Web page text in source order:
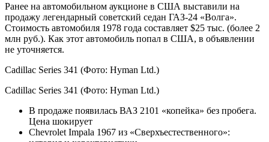
Ранее на автомобильном аукционе в США выставили на
продажу легендарный советский седан ГАЗ-24 «Волга».
Стоимость автомобиля 1978 года составляет $25 тыс. (более 2
млн руб.). Как этот автомобиль попал в США, в объявлении
не уточняется.
Cadillac Series 341 (Фото: Hyman Ltd.)
Cadillac Series 341 (Фото: Hyman Ltd.)
В продаже появилась ВАЗ 2101 «копейка» без пробега.
Цена шокирует
Chevrolet Impala 1967 из «Сверхъестественного»: